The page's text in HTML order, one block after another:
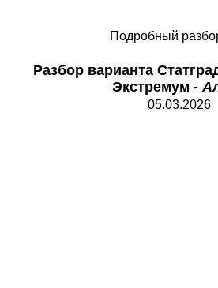
Подробный
Разбор варианта
Экстремум -